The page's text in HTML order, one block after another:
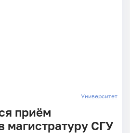
Университет
приём
магистратуру СГУ